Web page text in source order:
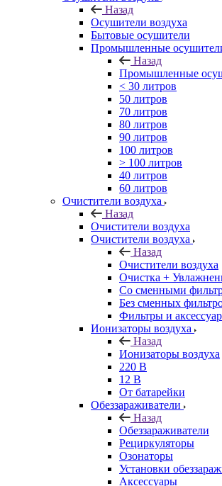
Назад
Осушители воздуха
Бытовые осушители
Промышленные
Назад
Промышленные
< 30 литров
50 литров
70 литров
80 литров
90 литров
100 литров
> 100 литров
40 литров
60 литров
Очистители воздуха
Назад
Очистители воздуха
Очистители воздуха
Назад
Очистители воздуха
Очистка +
Cо сменными
Без сменных
Фильтры и
Ионизаторы воздуха
Назад
Ионизаторы воздуха
220 В
12 В
От батарейки
Обеззараживатели
Назад
Обеззараживатели
Рециркуляторы
Озонаторы
Установки
Аксессуары